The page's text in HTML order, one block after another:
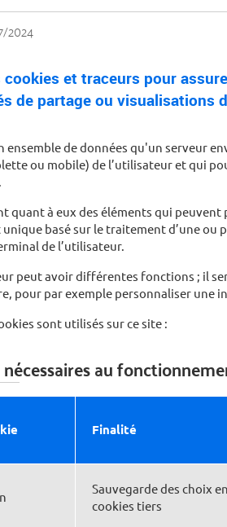
2024
et traceurs pour
de partage ou visualisations
ensemble de données qu'un serveur
ou mobile) de l’utilisateur et qui
quant à eux des éléments qui
basé sur le traitement d’une ou
de l’utilisateur.
peut avoir différentes fonctions ; il
pour par exemple personnaliser une
sont utilisés sur ce site :
nécessaires au
Finalité
Sauvegarde des choix
cookies tiers